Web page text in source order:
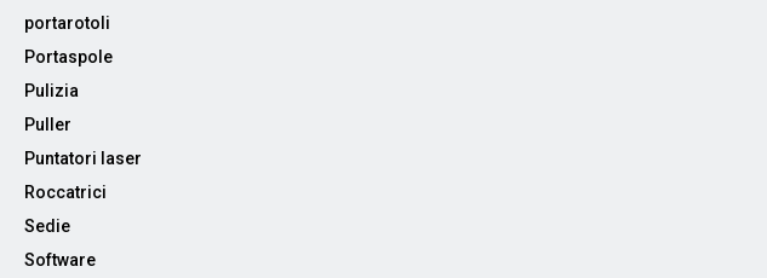
portarotoli
Portaspole
Pulizia
Puller
Puntatori laser
Roccatrici
Sedie
Software